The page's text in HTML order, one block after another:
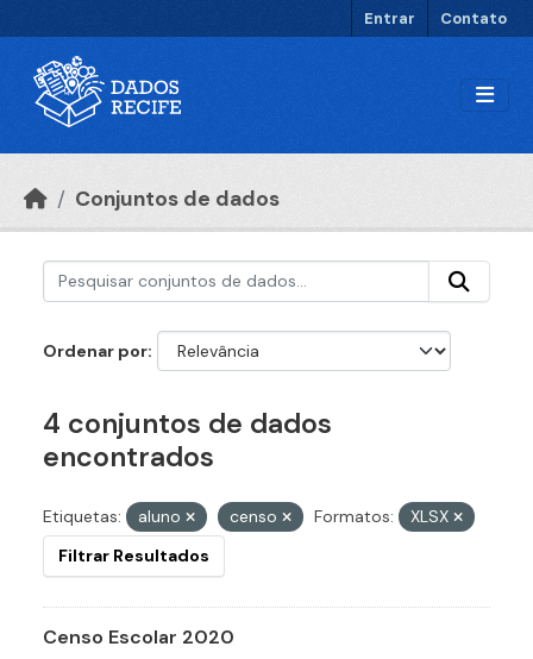
Entrar Contato
Conjuntos de dados
Ordenar por
4 conjuntos de dados
encontrados
Etiquetas: aluno censo Formatos:
XLSX
Filtrar Resultados
Censo Escolar 2020